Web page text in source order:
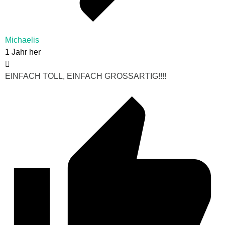
Michaelis
1 Jahr her
EINFACH TOLL, EINFACH GROSSARTIG!!!!